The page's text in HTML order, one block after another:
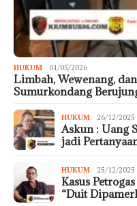
HUKUM 01/05/2026
Limbah, Wewenang,
Sumurkondang
HUKUM 26/12/2025
Askun : Uang
jadi
HUKUM 25/12/2025
Kasus
“Duit